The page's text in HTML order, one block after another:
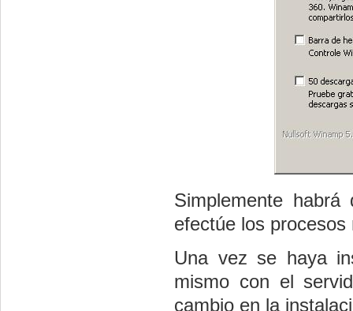
Simplemente
efectúe los
Una vez se haya
mismo con el
cambio en la